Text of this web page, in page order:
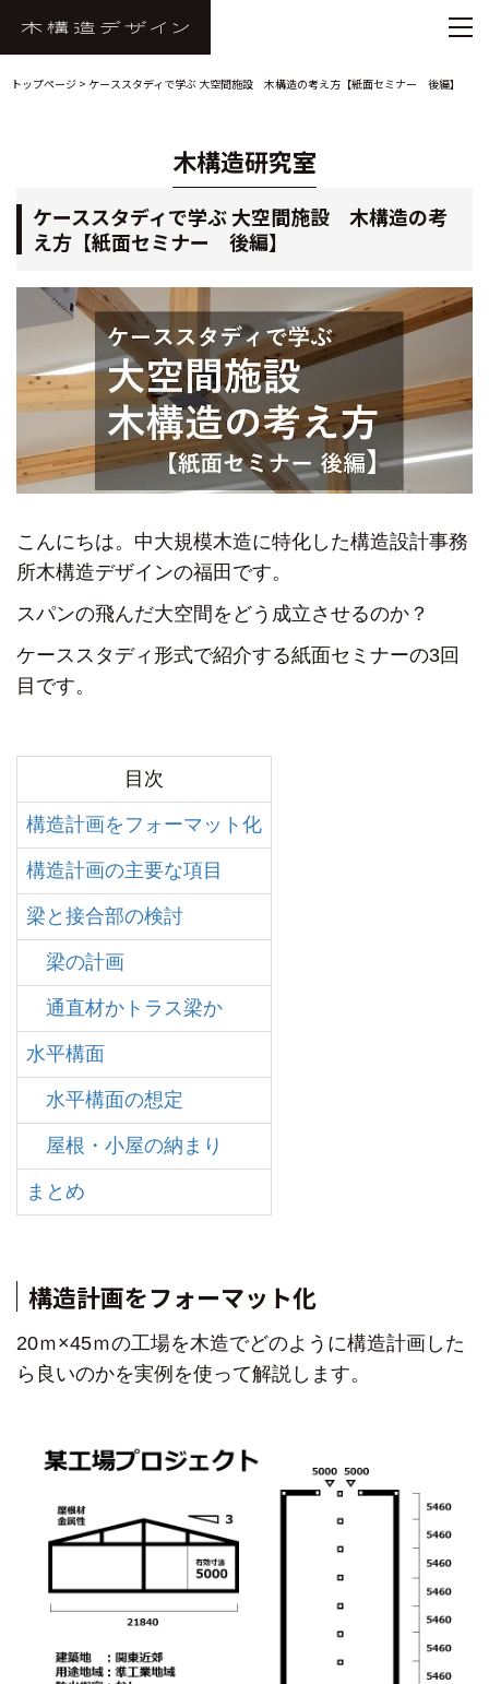
トップページ > ケーススタディで学ぶ 大空間施設 木構造の考え方【紙面セミナー 後編】
木構造研究室
ケーススタディで学ぶ 大空間施設 木構造の考
え方【紙面セミナー 後編】
こんにちは。 中大規模木造に特化した構造設計事務
所木構造デザインの福田です。
スパンの飛んだ大空間を どう成立させるのか？
ケーススタディ形式で紹介する紙面セミナーの3回
目です。
目次
構造計画をフォーマット化
構造計画の主要な項目
梁と接合部の検討
梁の計画
通直材かトラス梁か
水平構面
水平構面の想定
屋根・小屋の納まり
まとめ
構造計画をフォーマット化
20ｍ×45ｍの工場を木造でどのように構造計画した
ら良いのかを実例を使って解説します。